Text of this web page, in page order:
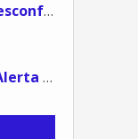
"Transforma tu autoestima" desconfía del coaching sistémico.
BALNEARIO DE LA DAMA VERDE-Alerta Preventiva (TESTIMONIO)